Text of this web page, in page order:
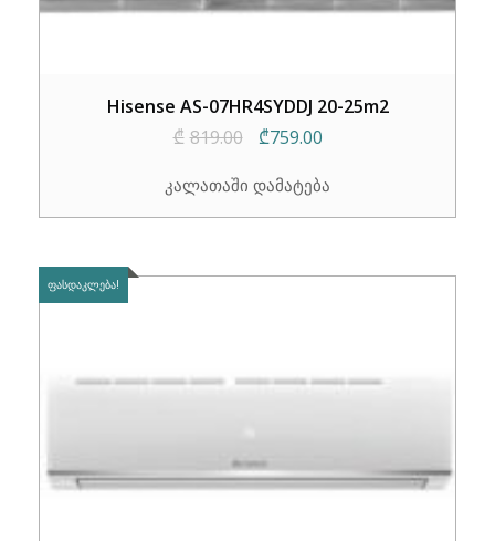
Hisense AS-07HR4SYDDJ 20-25m2
₾ 819.00
Original
was:
₾759.00Current
is:
კალათაში დამატება
ᲤᲐᲡᲓᲐᲙᲚᲔᲑᲐ!